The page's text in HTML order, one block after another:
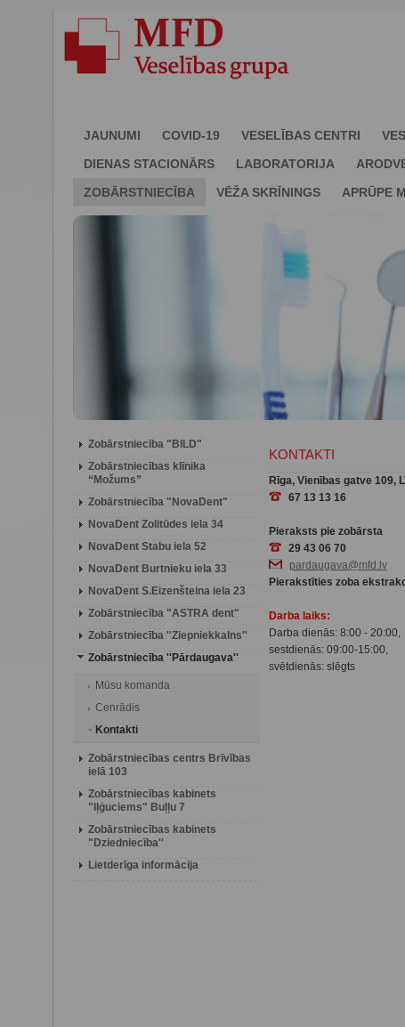
JAUNUMI COVID-19 VESELĪBAS CENTRI
DIENAS STACIONĀRS
LABORATORIJA
ZOBĀRSTNIECĪBA
VĒŽA SKRĪNINGS APRŪPE
Zobārstniecība "BILD"
Zobārstniecības klīnika
“Možums”
Zobārstniecība "NovaDent"
NovaDent Zolitūdes iela 34
NovaDent Stabu iela 52
NovaDent Burtnieku iela 33
NovaDent S.Eizenšteina iela 23
Zobārstniecība "ASTRA dent"
Zobārstniecība ''Ziepniekkalns''
Zobārstniecība ''Pārdaugava''
Mūsu komanda
Cenrādis
Kontakti
Zobārstniecības centrs Brīvības
ielā 103
Zobārstniecības kabinets
"Iļģuciems" Buļļu 7
Zobārstniecības kabinets
"Dziedniecība''
Lietderīga informācija
KONTAKTI
Rīga, Vienības gatve 109,
67 13 13 16
Pieraksts pie zobārsta
29 43 06 70
pardaugava@mfd.lv
Pierakstīties zoba
Darba laiks:
Darba dienās: 8:00 - 20:00,
sestdienās: 09:00-15:00,
svētdienās: slēgts